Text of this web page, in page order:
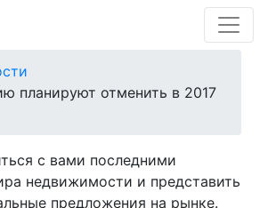
планируют отменить в 2017
с вами последними
недвижимости и представить
предложения на рынке.